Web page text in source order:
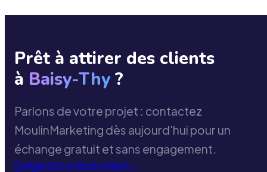
Prêt à attirer des clients
à Baisy-Thy ?
Parlons de votre projet : contactez
MoulinMarketing dès aujourd'hui pour un
échange gratuit et sans engagement.
Demander un devis gratuit→